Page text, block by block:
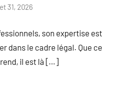
31, 2026
son expertise est
dans le cadre légal. Que ce
il est là […]